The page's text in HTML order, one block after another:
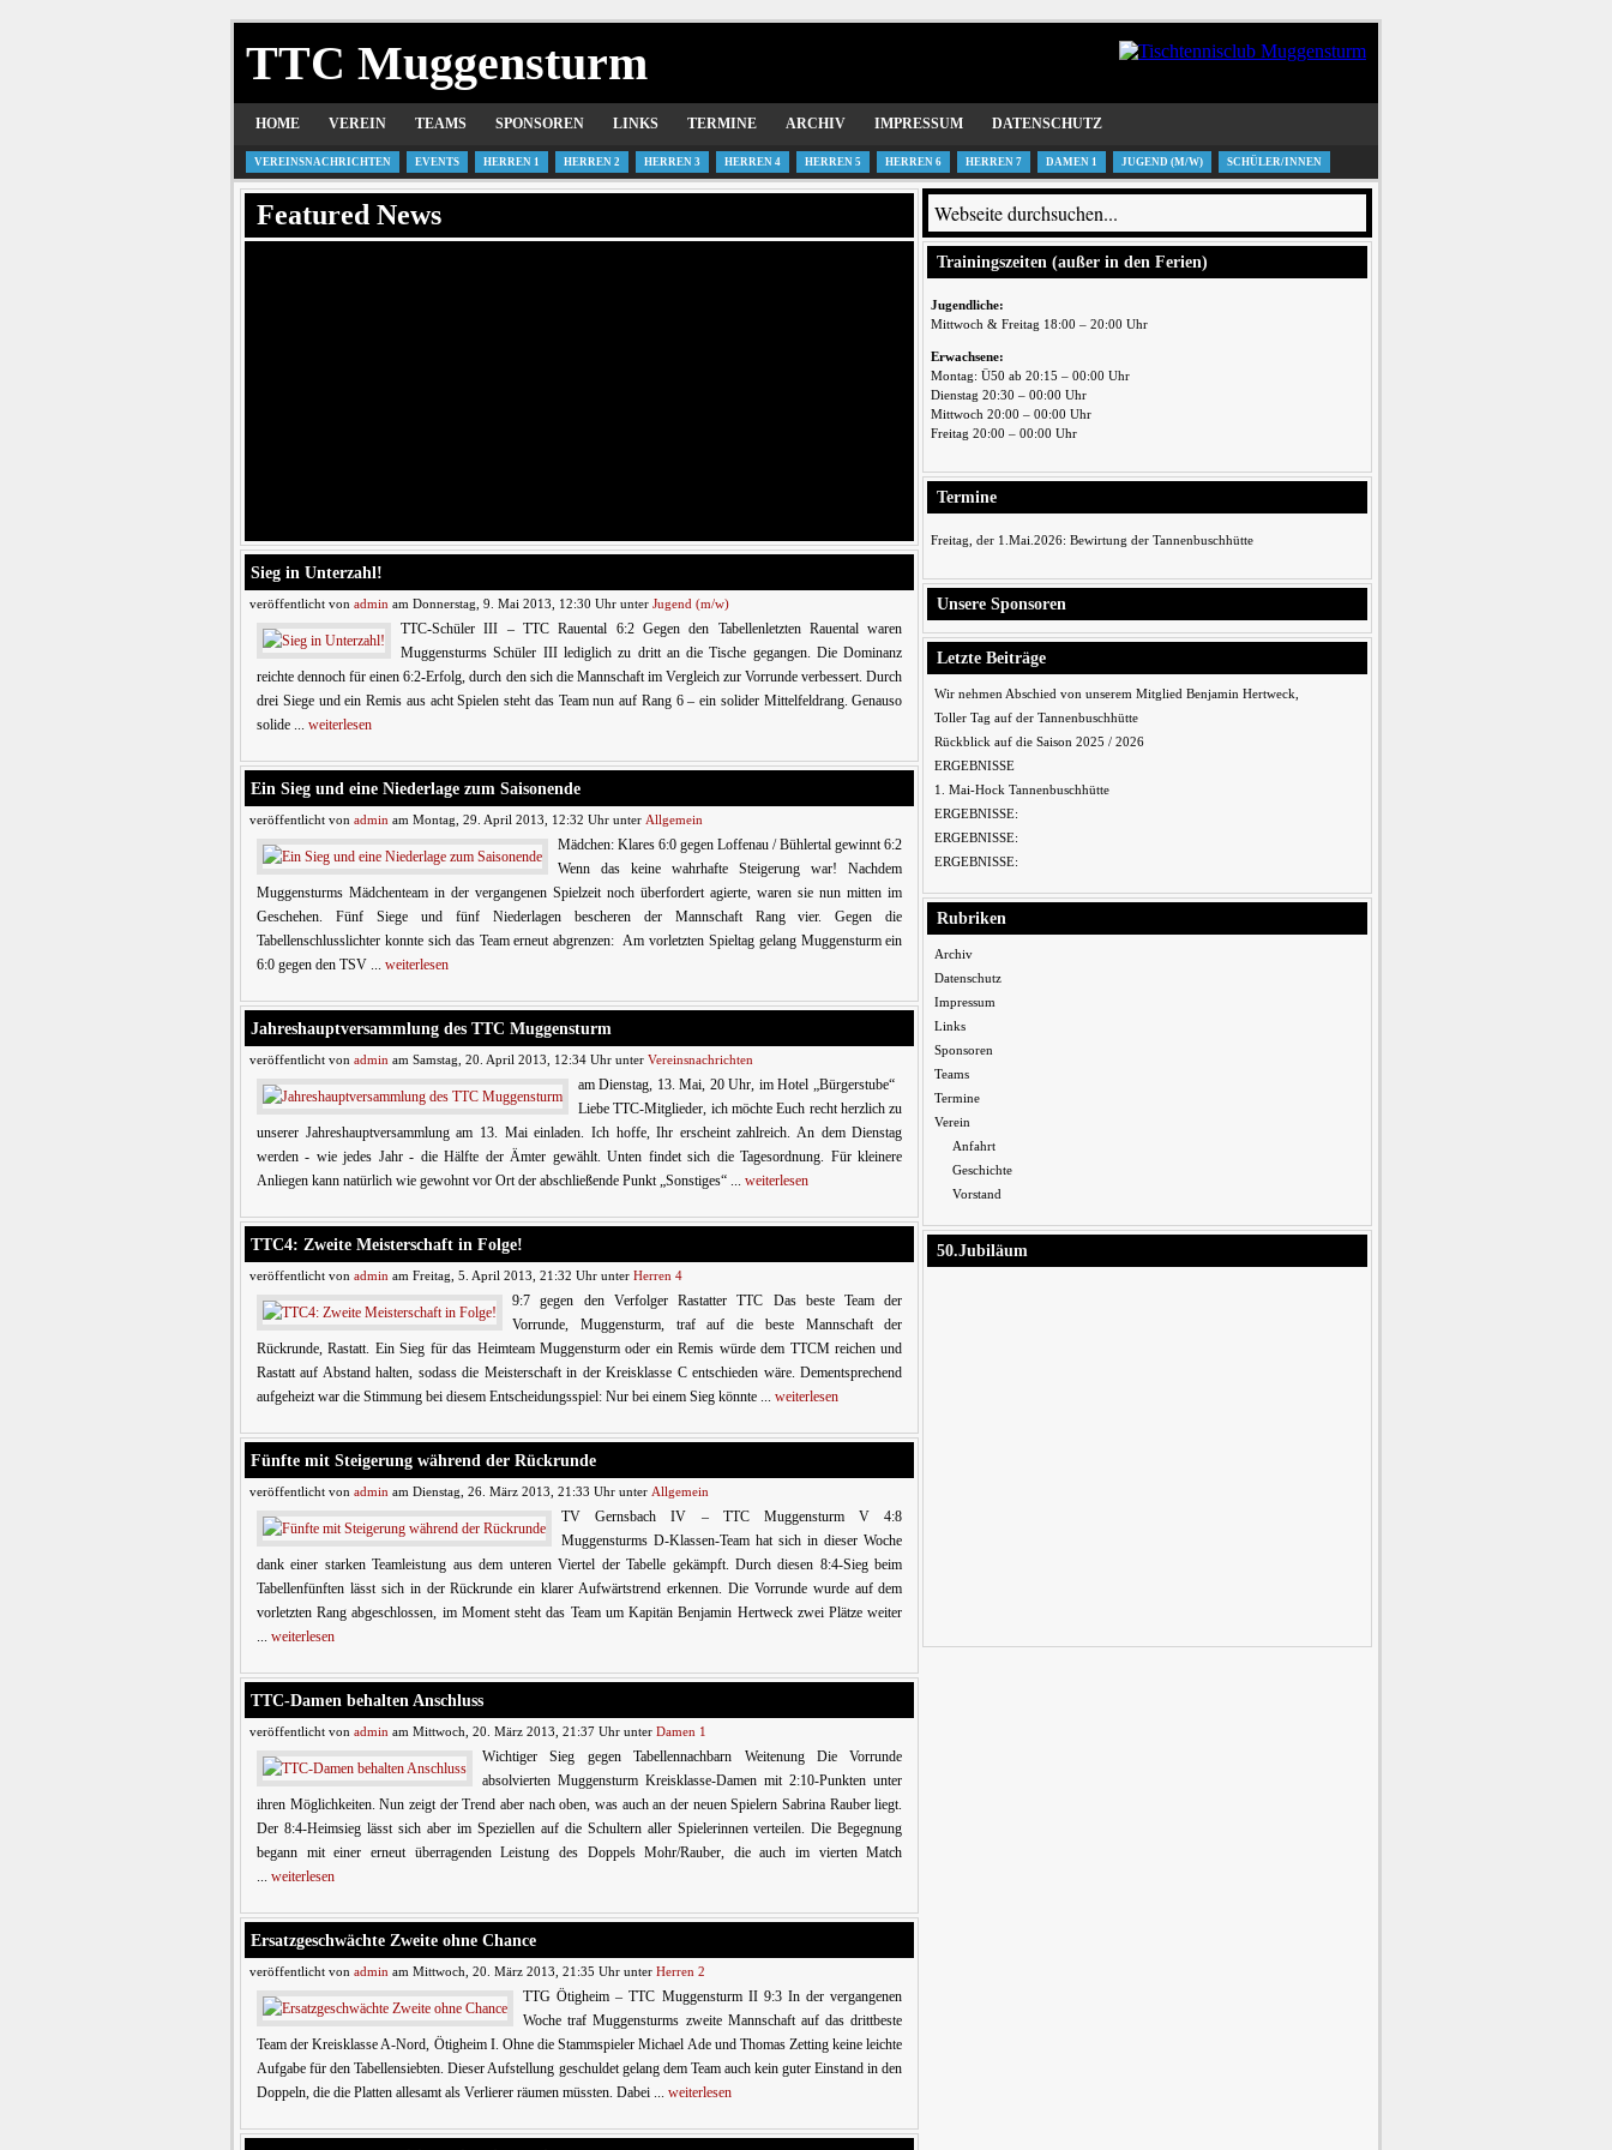
TTC Muggensturm
HOME VEREIN TEAMS SPONSOREN LINKS TERMINE ARCHIV IMPRESSUM DATENSCHUTZ
VEREINSNACHRICHTEN EVENTS HERREN 1 HERREN 2 HERREN 3 HERREN 4 HERREN 5 HERREN 6 HERREN 7 DAMEN 1 JUGEND (M/W) SCHÜLER/INNEN
Featured News
Sieg in Unterzahl!
veröffentlicht von admin am Donnerstag, 9. Mai 2013, 12:30 Uhr unter Jugend (m/w)
TTC-Schüler III – TTC Rauental 6:2 Gegen den Tabellenletzten Rauental waren
Muggensturms Schüler III lediglich zu dritt an die Tische gegangen. Die Dominanz
reichte dennoch für einen 6:2-Erfolg, durch den sich die Mannschaft im Vergleich zur Vorrunde verbessert. Durch
drei Siege und ein Remis aus acht Spielen steht das Team nun auf Rang 6 – ein solider Mittelfeldrang. Genauso
solide ... weiterlesen
Ein Sieg und eine Niederlage zum Saisonende
veröffentlicht von admin am Montag, 29. April 2013, 12:32 Uhr unter Allgemein
Mädchen: Klares 6:0 gegen Loffenau / Bühlertal gewinnt 6:2
Wenn das keine wahrhafte Steigerung war! Nachdem
Muggensturms Mädchenteam in der vergangenen Spielzeit noch überfordert agierte, waren sie nun mitten im
Geschehen. Fünf Siege und fünf Niederlagen bescheren der Mannschaft Rang vier. Gegen die
Tabellenschlusslichter konnte sich das Team erneut abgrenzen: Am vorletzten Spieltag gelang Muggensturm ein
6:0 gegen den TSV ... weiterlesen
Jahreshauptversammlung des TTC Muggensturm
veröffentlicht von admin am Samstag, 20. April 2013, 12:34 Uhr unter Vereinsnachrichten
am Dienstag, 13. Mai, 20 Uhr, im Hotel „Bürgerstube“
Liebe TTC-Mitglieder, ich möchte Euch recht herzlich zu
unserer Jahreshauptversammlung am 13. Mai einladen. Ich hoffe, Ihr erscheint zahlreich. An dem Dienstag
werden - wie jedes Jahr - die Hälfte der Ämter gewählt. Unten findet sich die Tagesordnung. Für kleinere
Anliegen kann natürlich wie gewohnt vor Ort der abschließende Punkt „Sonstiges“ ... weiterlesen
TTC4: Zweite Meisterschaft in Folge!
veröffentlicht von admin am Freitag, 5. April 2013, 21:32 Uhr unter Herren 4
9:7 gegen den Verfolger Rastatter TTC Das beste Team der
Vorrunde, Muggensturm, traf auf die beste Mannschaft der
Rückrunde, Rastatt. Ein Sieg für das Heimteam Muggensturm oder ein Remis würde dem TTCM reichen und
Rastatt auf Abstand halten, sodass die Meisterschaft in der Kreisklasse C entschieden wäre. Dementsprechend
aufgeheizt war die Stimmung bei diesem Entscheidungsspiel: Nur bei einem Sieg könnte ... weiterlesen
Fünfte mit Steigerung während der Rückrunde
veröffentlicht von admin am Dienstag, 26. März 2013, 21:33 Uhr unter Allgemein
TV Gernsbach IV – TTC Muggensturm V 4:8
Muggensturms D-Klassen-Team hat sich in dieser Woche
dank einer starken Teamleistung aus dem unteren Viertel der Tabelle gekämpft. Durch diesen 8:4-Sieg beim
Tabellenfünften lässt sich in der Rückrunde ein klarer Aufwärtstrend erkennen. Die Vorrunde wurde auf dem
vorletzten Rang abgeschlossen, im Moment steht das Team um Kapitän Benjamin Hertweck zwei Plätze weiter
... weiterlesen
TTC-Damen behalten Anschluss
veröffentlicht von admin am Mittwoch, 20. März 2013, 21:37 Uhr unter Damen 1
Wichtiger Sieg gegen Tabellennachbarn Weitenung Die Vorrunde
absolvierten Muggensturm Kreisklasse-Damen mit 2:10-Punkten unter
ihren Möglichkeiten. Nun zeigt der Trend aber nach oben, was auch an der neuen Spielern Sabrina Rauber liegt.
Der 8:4-Heimsieg lässt sich aber im Speziellen auf die Schultern aller Spielerinnen verteilen. Die Begegnung
begann mit einer erneut überragenden Leistung des Doppels Mohr/Rauber, die auch im vierten Match
... weiterlesen
Ersatzgeschwächte Zweite ohne Chance
veröffentlicht von admin am Mittwoch, 20. März 2013, 21:35 Uhr unter Herren 2
TTG Ötigheim – TTC Muggensturm II 9:3 In der vergangenen
Woche traf Muggensturms zweite Mannschaft auf das drittbeste
Team der Kreisklasse A-Nord, Ötigheim I. Ohne die Stammspieler Michael Ade und Thomas Zetting keine leichte
Aufgabe für den Tabellensiebten. Dieser Aufstellung geschuldet gelang dem Team auch kein guter Einstand in den
Doppeln, die die Platten allesamt als Verlierer räumen müssten. Dabei ... weiterlesen
Trainingszeiten (außer in den Ferien)
Jugendliche:
Mittwoch & Freitag 18:00 – 20:00 Uhr
Erwachsene:
Montag: Ü50 ab 20:15 – 00:00 Uhr
Dienstag 20:30 – 00:00 Uhr
Mittwoch 20:00 – 00:00 Uhr
Freitag 20:00 – 00:00 Uhr
Termine
Freitag, der 1.Mai.2026: Bewirtung der Tannenbuschhütte
Unsere Sponsoren
Letzte Beiträge
Wir nehmen Abschied von unserem Mitglied Benjamin Hertweck,
Toller Tag auf der Tannenbuschhütte
Rückblick auf die Saison 2025 / 2026
ERGEBNISSE
1. Mai-Hock Tannenbuschhütte
ERGEBNISSE:
ERGEBNISSE:
ERGEBNISSE:
Rubriken
Archiv
Datenschutz
Impressum
Links
Sponsoren
Teams
Termine
Verein
Anfahrt
Geschichte
Vorstand
50.Jubiläum